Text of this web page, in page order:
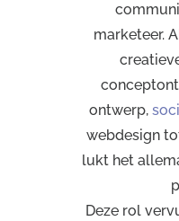
marketeer.
ontwerp,
webdesign
lukt het
Deze rol